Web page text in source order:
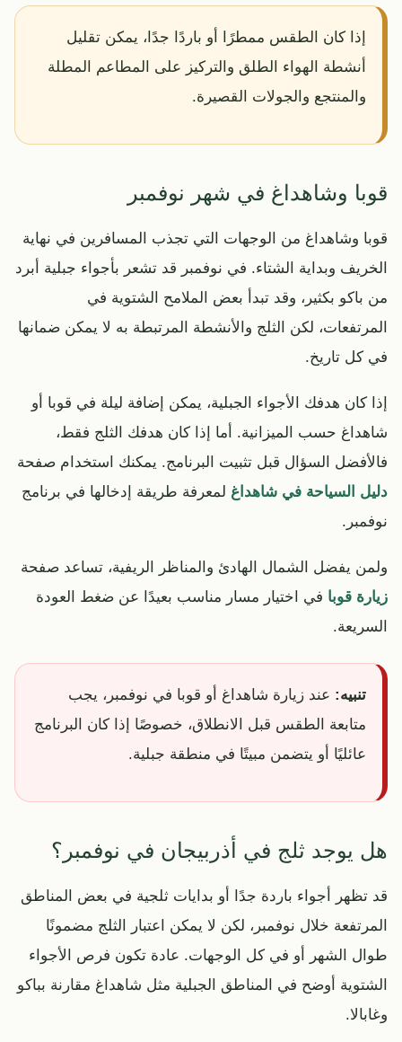
إذا كان الطقس ممطرًا أو باردًا جدًا، يمكن تقليل
أنشطة الهواء الطلق والتركيز على المطاعم المطلة
والمنتجع والجولات القصيرة.
قوبا وشاهداغ في شهر نوفمبر
قوبا وشاهداغ من الوجهات التي تجذب المسافرين في نهاية
الخريف وبداية الشتاء. في نوفمبر قد تشعر بأجواء جبلية أبرد
من باكو بكثير، وقد تبدأ بعض الملامح الشتوية في
المرتفعات، لكن الثلج والأنشطة المرتبطة به لا يمكن ضمانها
في كل تاريخ.
إذا كان هدفك الأجواء الجبلية، يمكن إضافة ليلة في قوبا أو
شاهداغ حسب الميزانية. أما إذا كان هدفك الثلج فقط،
فالأفضل السؤال قبل تثبيت البرنامج. يمكنك استخدام صفحة
دليل السياحة في شاهداغ لمعرفة طريقة إدخالها في برنامج
نوفمبر.
ولمن يفضل الشمال الهادئ والمناظر الريفية، تساعد صفحة
زيارة قوبا في اختيار مسار مناسب بعيدًا عن ضغط العودة
السريعة.
تنبيه: عند زيارة شاهداغ أو قوبا في نوفمبر، يجب
متابعة الطقس قبل الانطلاق، خصوصًا إذا كان البرنامج
عائليًا أو يتضمن مبيتًا في منطقة جبلية.
هل يوجد ثلج في أذربيجان في نوفمبر؟
قد تظهر أجواء باردة جدًا أو بدايات ثلجية في بعض المناطق
المرتفعة خلال نوفمبر، لكن لا يمكن اعتبار الثلج مضمونًا
طوال الشهر أو في كل الوجهات. عادة تكون فرص الأجواء
الشتوية أوضح في المناطق الجبلية مثل شاهداغ مقارنة بباكو
وغابالا.